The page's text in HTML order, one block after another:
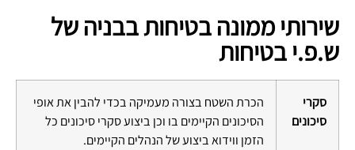
שירותי ממונה בטיחות בבניה של
ש.פ.י בטיחות
סקרי
סיכונים
הכרת השטח בצורה מעמיקה בכדי להבין את אופי
הסיכונים הקיימים בו וכן ביצוע סקרי סיכונים כל
הזמן ווידוא ביצוע של הנהלים הקיימים.